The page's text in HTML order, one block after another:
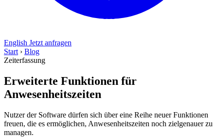
English Jetzt anfragen
Start › Blog
Zeiterfassung
Erweiterte Funktionen für
Anwesenheitszeiten
Nutzer der Software dürfen sich über eine Reihe neuer Funktionen
freuen, die es ermöglichen, Anwesenheitszeiten noch zielgenauer zu
managen.